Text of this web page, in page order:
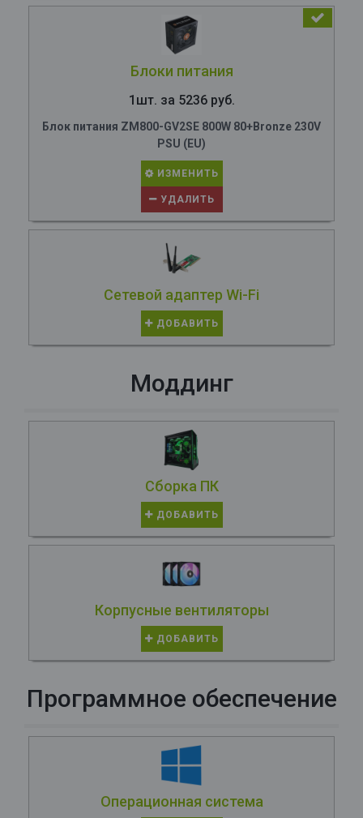
Блоки питания
1шт. за 5236 руб.
Блок питания ZM800-GV2SE 800W 80+Bronze 230V
PSU (EU)
ИЗМЕНИТЬ
УДАЛИТЬ
Сетевой адаптер Wi-Fi
ДОБАВИТЬ
Моддинг
Сборка ПК
ДОБАВИТЬ
Корпусные вентиляторы
ДОБАВИТЬ
Программное обеспечение
Операционная система